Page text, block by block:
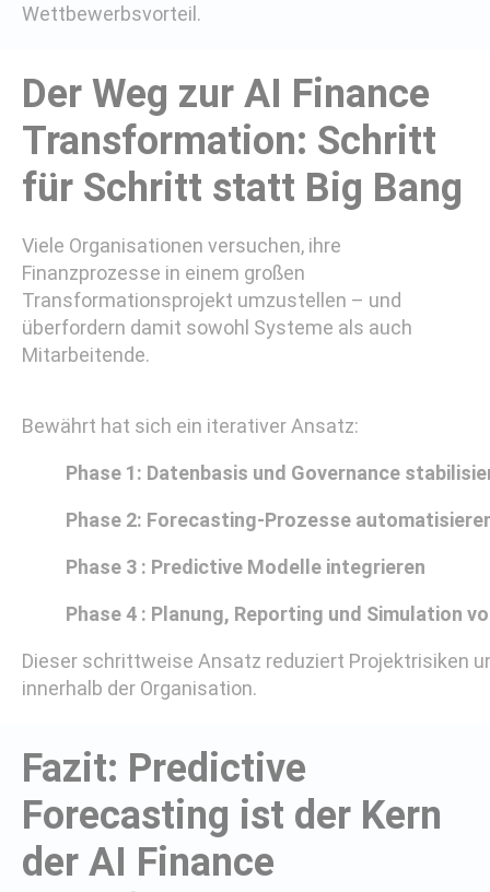
Wettbewerbsvorteil.
Der Weg zur AI Finance
Transformation: Schritt
für Schritt statt Big Bang
Viele Organisationen versuchen, ihre
Finanzprozesse in einem großen
Transformationsprojekt umzustellen – und
überfordern damit sowohl Systeme als auch
Mitarbeitende.
Bewährt hat sich ein iterativer Ansatz:
Phase 1: Datenbasis und Governance
Phase 2: Forecasting-Prozesse
Phase 3 : Predictive Modelle integrieren
Phase 4 : Planung, Reporting und Simulation
Dieser schrittweise Ansatz reduziert Projektrisiken
innerhalb der Organisation.
Fazit: Predictive
Forecasting ist der Kern
der AI Finance